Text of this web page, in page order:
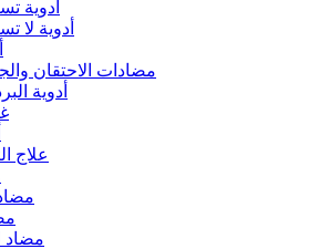
أدوية
أدوية لا
مضادات الاحتقان
أدوية
علاج
مضاد